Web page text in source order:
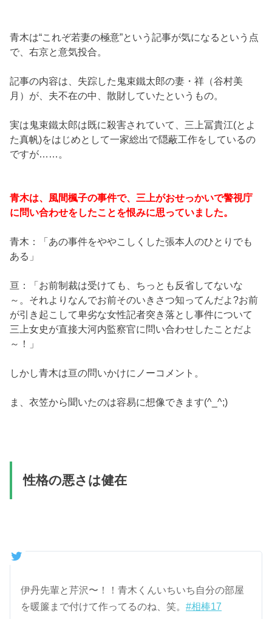
青木は“これぞ若妻の極意”という記事が気になるという点
で、右京と意気投合。
記事の内容は、失踪した鬼束鐵太郎の妻・祥（谷村美
月）が、夫不在の中、散財していたというもの。
実は鬼束鐵太郎は既に殺害されていて、三上冨貴江(とよ
た真帆)をはじめとして一家総出で隠蔽工作をしているの
ですが……。
青木は、風間楓子の事件で、三上がおせっかいで警視庁
に問い合わせをしたことを恨みに思っていました。
青木：「あの事件をややこしくした張本人のひとりでも
ある」
亘：「お前制裁は受けても、ちっとも反省してないな
～。それよりなんでお前そのいきさつ知ってんだよ?お前
が引き起こして卑劣な女性記者突き落とし事件について
三上女史が直接大河内監察官に問い合わせしたことだよ
～！」
しかし青木は亘の問いかけにノーコメント。
ま、衣笠から聞いたのは容易に想像できます(^_^;)
性格の悪さは健在
伊丹先輩と芹沢〜！！青木くんいちいち自分の部屋
を暖簾まで付けて作ってるのね、笑。#相棒17